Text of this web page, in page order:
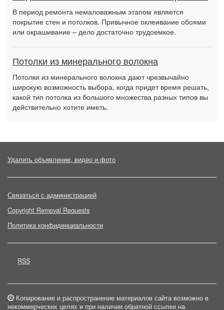
В период ремонта немаловажным этапом является
покрытие стен и потолков. Привычное оклеивание обоями
или окрашивание – дело достаточно трудоемкое.
Потолки из минерального волокна
Потолки из минерального волокна дают чрезвычайно
широкую возможность выбора, когда придет время решать,
какой тип потолка из большого множества разных типов вы
действительно хотите иметь.
Удалить объявление, видео и фото
Связаться с администрацией
Copyright Removal Requests
Политика конфиденциальности
RSS
Копирование и распространение материалов сайта возможно в
некоммерческих целях и при наличии обратной ссылки на